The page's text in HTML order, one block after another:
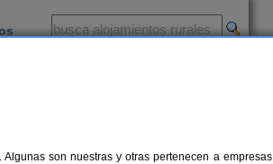
son nuestras y otras pertenecen a empresas